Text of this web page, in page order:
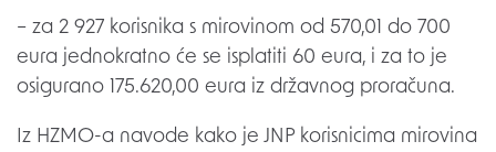
– za 2 927 korisnika s mirovinom od 570,01 do 700
eura jednokratno će se isplatiti 60 eura, i za to je
osigurano 175.620,00 eura iz državnog proračuna.
Iz HZMO-a navode kako je JNP korisnicima mirovina